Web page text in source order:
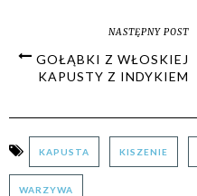
NASTĘPNY POST
GOŁĄBKI Z WŁOSKIEJ
KAPUSTY Z INDYKIEM
KAPUSTA KISZENIE
WARZYWA